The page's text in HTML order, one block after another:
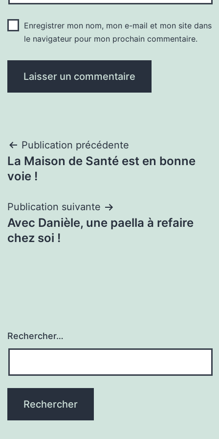
Enregistrer mon nom, mon e-mail et mon site dans
le navigateur pour mon prochain commentaire.
Navigation
de
Publication précédente
La Maison de Santé est en bonne
voie !
Publication suivante
Avec Danièle, une paella à refaire
chez soi !
Rechercher…